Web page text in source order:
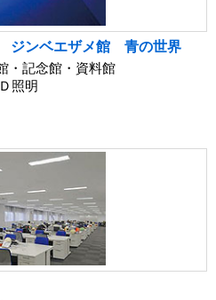
ジンベエザメ館 青の世界
・記念館・資料館
照明